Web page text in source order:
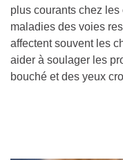
plus courants chez
maladies des voies
affectent souvent les
aider à soulager les
bouché et des yeux